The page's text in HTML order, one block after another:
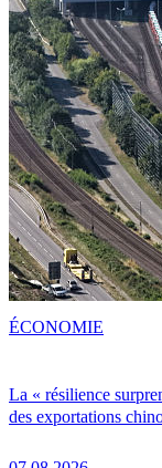
La « résilience
des exportations
ÉCONOMIE